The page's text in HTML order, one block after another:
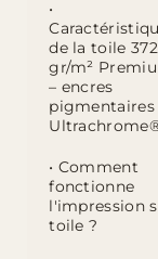
•
de la toile 372
gr/m²
– encres
pigmentaires
• Comment
fonctionne
l'impression
toile ?